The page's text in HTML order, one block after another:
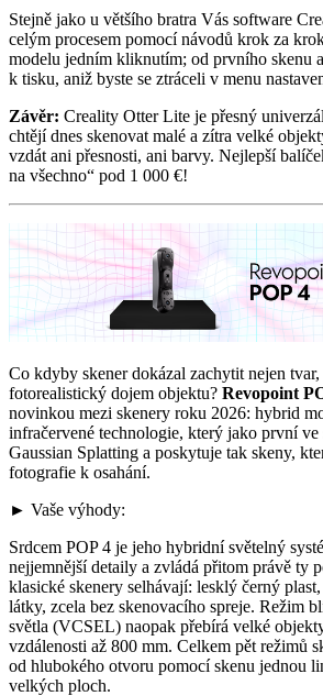
Stejně jako u většího bratra Vás software
celým procesem pomocí návodů krok za
modelu jedním kliknutím; od prvního skenu
k tisku, aniž byste se ztráceli v menu
Závěr: Creality Otter Lite je přesný
chtějí dnes skenovat malé a zítra velké
vzdát ani přesnosti, ani barvy. Nejlepší
na všechno“ pod 1 000 €!
Co kdyby skener dokázal zachytit nejen
fotorealistický dojem objektu? Revopoint
novinkou mezi skenery roku 2026: hybrid
infračervené technologie, který jako první
Gaussian Splatting a poskytuje tak skeny,
fotografie k osahání.
► Vaše výhody:
Srdcem POP 4 je jeho hybridní světelný
nejjemnější detaily a zvládá přitom právě ty
klasické skenery selhávají: lesklý černý
látky, zcela bez skenovacího spreje. Režim
světla (VCSEL) naopak přebírá velké
vzdálenosti až 800 mm. Celkem pět režimů
od hlubokého otvoru pomocí skenu jednou
velkých ploch.